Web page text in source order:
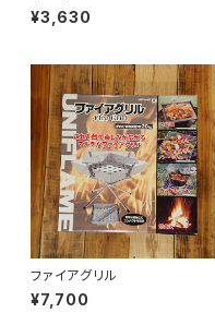
¥3,630
ファイアグリル
¥7,700